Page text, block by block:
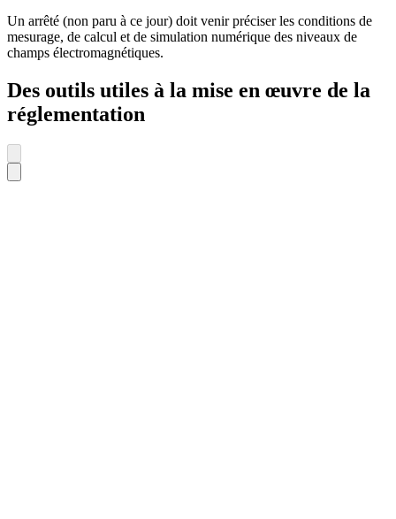
Un arrêté (non paru à ce jour) doit venir préciser les conditions de
mesurage, de calcul et de simulation numérique des niveaux de
champs électromagnétiques.
Des outils utiles à la mise en œuvre de la
réglementation